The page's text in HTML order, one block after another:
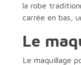
la robe
carrée en bas,
Le
Le maquillage